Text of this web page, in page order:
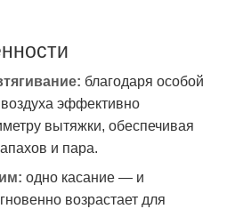
благодаря особой
воздуха эффективно
вытяжки, обеспечивая
и пара.
одно касание — и
возрастает для